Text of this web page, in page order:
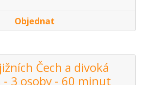
Objednat
Čech a divoká
- 3 osoby - 60 minut